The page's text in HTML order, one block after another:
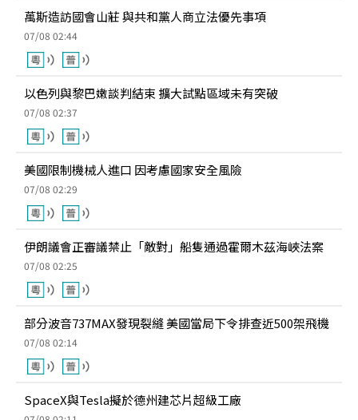
萬斯造訪國會山莊 與共和黨人商立法優先事項
07/08 02:44
以色列與黎巴嫩談判結束 擴大試點區域未有突破
07/08 02:37
美國限制機械人進口 因考慮國家安全風險
07/08 02:29
伊朗議會正審議禁止「敵對」船隻通過霍爾木茲海峽法案
07/08 02:25
部分波音737MAX發現裂縫 美國當局下令排查近500架飛機
07/08 02:14
SpaceX與Tesla擬於德州建芯片超級工廠